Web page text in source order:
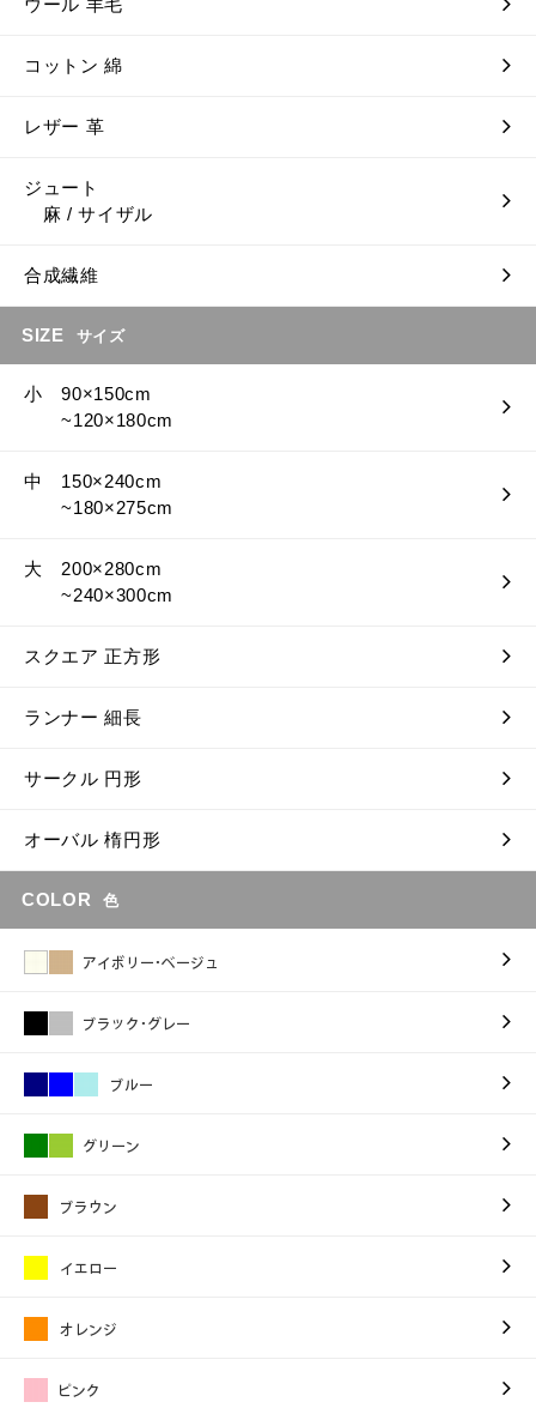
ウール 羊毛
コットン 綿
レザー 革
ジュート
麻 / サイザル
合成繊維
SIZE サイズ
小 90×150cm
~120×180cm
中 150×240cm
~180×275cm
大 200×280cm
~240×300cm
スクエア 正方形
ランナー 細長
サークル 円形
オーバル 楕円形
COLOR 色